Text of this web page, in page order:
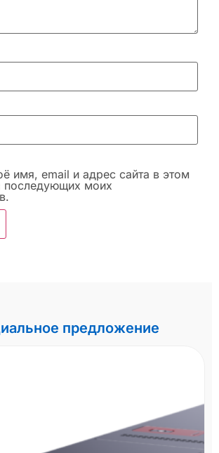
имя, email и адрес сайта в этом
последующих моих
предложение